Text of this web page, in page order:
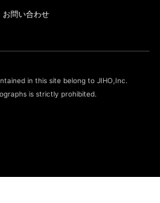
お問い合わせ
in this site belong to JIHO,Inc.
is strictly prohibited.